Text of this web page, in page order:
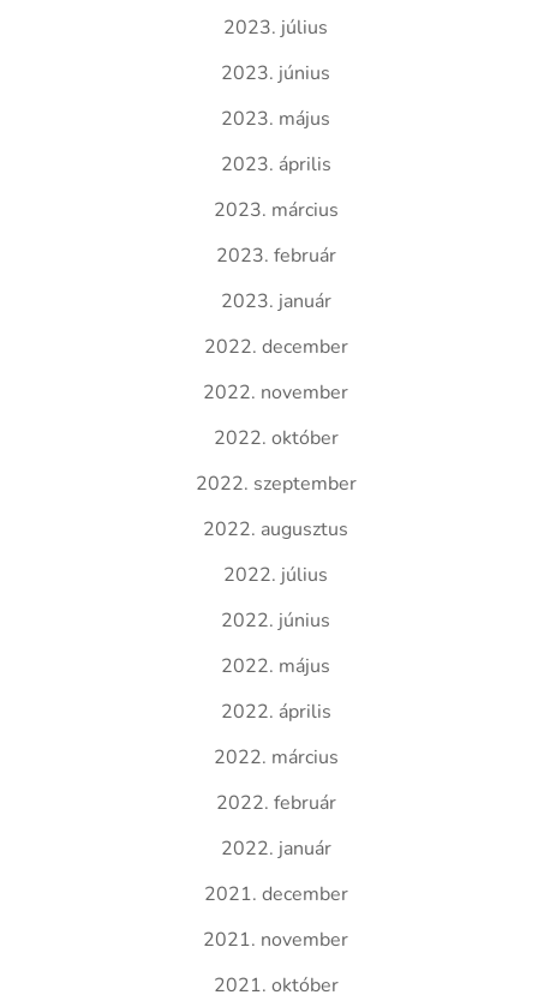
2023. július
2023. június
2023. május
2023. április
2023. március
2023. február
2023. január
2022. december
2022. november
2022. október
2022. szeptember
2022. augusztus
2022. július
2022. június
2022. május
2022. április
2022. március
2022. február
2022. január
2021. december
2021. november
2021. október